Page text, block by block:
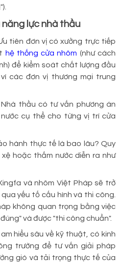
năng lực nhà thầu
tiên đơn vị có xưởng trực tiếp
hệ thống cửa nhôm (như cách
để kiểm soát chất lượng đầu
các đơn vị thương mại trung
Nhà thầu có tư vấn phương án
cụ thể cho từng vị trí cửa
hành thực tế là bao lâu? Quy
hoặc thấm nước diễn ra như
và nhôm Việt Pháp sẽ trở
yếu tố cấu hình và thi công.
không quan trọng bằng việc
và được "thi công chuẩn".
hiểu sâu về kỹ thuật, có kinh
trường để tư vấn giải pháp
gió và tải trọng thực tế của